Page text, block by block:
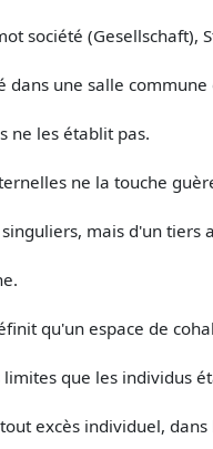
société (Gesellschaft),
dans une salle
ne les établit pas.
ne la touche
mais d'un tiers
qu'un espace de
que les individus
excès individuel,